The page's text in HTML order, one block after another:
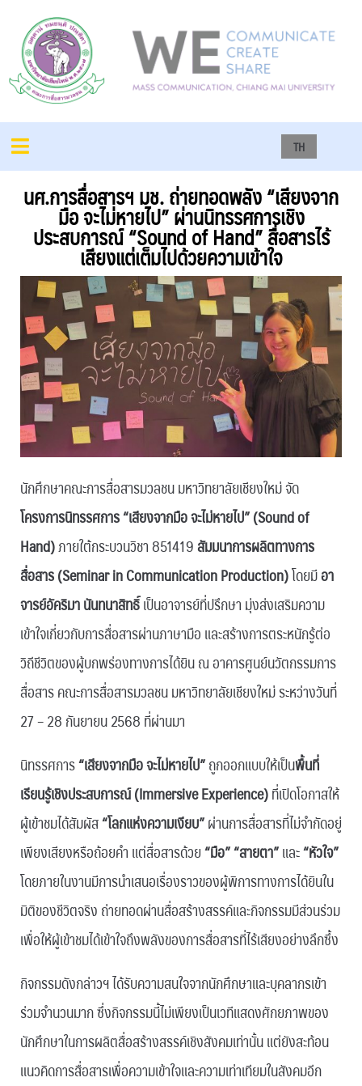
TH
นศ.การสื่อสารฯ มช. ถ่ายทอดพลัง “เสียงจาก
มือ จะไม่หายไป” ผ่านนิทรรศการเชิง
ประสบการณ์ “Sound of Hand” สื่อสารไร้
เสียงแต่เต็มไปด้วยความเข้าใจ
นักศึกษาคณะการสื่อสารมวลชน มหาวิทยาลัยเชียงใหม่ จัด
โครงการนิทรรศการ “เสียงจากมือ จะไม่หายไป” (Sound of
Hand)ภายใต้กระบวนวิชา 851419สัมมนาการผลิตทางการ
สื่อสาร (Seminar in Communication Production)โดยมีอา
จารย์อัคริมา นันทนาสิทธิ์เป็นอาจารย์ที่ปรึกษา มุ่งส่งเสริมความ
เข้าใจเกี่ยวกับการสื่อสารผ่านภาษามือ และสร้างการตระหนักรู้ต่อ
วิถีชีวิตของผู้บกพร่องทางการได้ยิน ณ อาคารศูนย์นวัตกรรมการ
สื่อสาร คณะการสื่อสารมวลชน มหาวิทยาลัยเชียงใหม่ ระหว่างวันที่
27 – 28 กันยายน 2568 ที่ผ่านมา
นิทรรศการ“เสียงจากมือ จะไม่หายไป”ถูกออกแบบให้เป็นพื้นที่
เรียนรู้เชิงประสบการณ์ (Immersive Experience)ที่เปิดโอกาสให้
ผู้เข้าชมได้สัมผัส“โลกแห่งความเงียบ”ผ่านการสื่อสารที่ไม่จำกัดอยู่
เพียงเสียงหรือถ้อยคำ แต่สื่อสารด้วย“มือ”“สายตา”และ“หัวใจ”
โดยภายในงานมีการนำเสนอเรื่องราวของผู้พิการทางการได้ยินใน
มิติของชีวิตจริง ถ่ายทอดผ่านสื่อสร้างสรรค์และกิจกรรมมีส่วนร่วม
เพื่อให้ผู้เข้าชมได้เข้าใจถึงพลังของการสื่อสารที่ไร้เสียงอย่างลึกซึ้ง
กิจกรรมดังกล่าวฯ ได้รับความสนใจจากนักศึกษาและบุคลากรเข้า
ร่วมจำนวนมาก ซึ่งกิจกรรมนี้ไม่เพียงเป็นเวทีแสดงศักยภาพของ
นักศึกษาในการผลิตสื่อสร้างสรรค์เชิงสังคมเท่านั้น แต่ยังสะท้อน
แนวคิดการสื่อสารเพื่อความเข้าใจและความเท่าเทียมในสังคมอีก